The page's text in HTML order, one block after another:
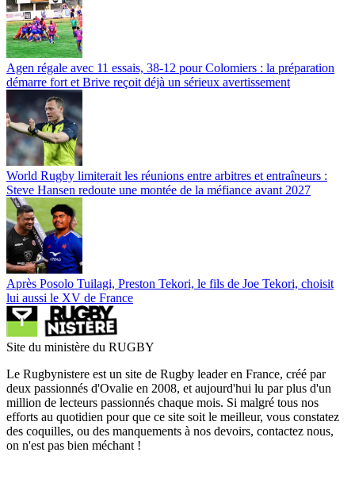
Agen régale avec 11 essais, 38-12 pour Colomiers : la préparation
démarre fort et Brive reçoit déjà un sérieux avertissement
World Rugby limiterait les réunions entre arbitres et entraîneurs :
Steve Hansen redoute une montée de la méfiance avant 2027
Après Posolo Tuilagi, Preston Tekori, le fils de Joe Tekori, choisit
lui aussi le XV de France
Site du ministère du RUGBY
Le Rugbynistere est un site de Rugby leader en France, créé par
deux passionnés d'Ovalie en 2008, et aujourd'hui lu par plus d'un
million de lecteurs passionnés chaque mois. Si malgré tous nos
efforts au quotidien pour que ce site soit le meilleur, vous constatez
des coquilles, ou des manquements à nos devoirs, contactez nous,
on n'est pas bien méchant !